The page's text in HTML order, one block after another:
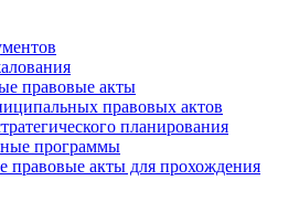
правовые акты
правовых актов
планирования
программы
правовые акты для прохождения